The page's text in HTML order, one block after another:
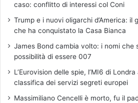
caso: conflitto di interessi col Coni
Trump e i nuovi oligarchi d’America: il
che ha conquistato la Casa Bianca
James Bond cambia volto: i nomi che
possibilità di essere 007
L’Eurovision delle spie, l’MI6 di
classifica dei servizi segreti europei
Massimiliano Cencelli è morto, fu il